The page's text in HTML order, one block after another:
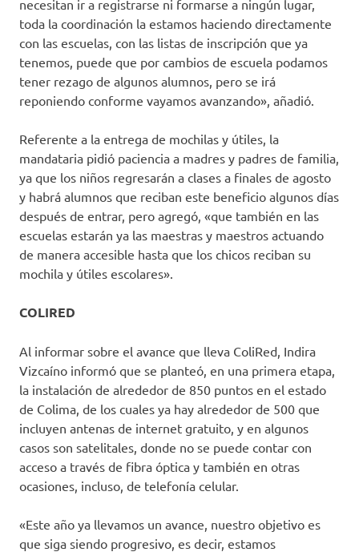
necesitan ir a registrarse ni formarse a ningún lugar,
toda la coordinación la estamos haciendo directamente
con las escuelas, con las listas de inscripción que ya
tenemos, puede que por cambios de escuela podamos
tener rezago de algunos alumnos, pero se irá
reponiendo conforme vayamos avanzando», añadió.
Referente a la entrega de mochilas y útiles, la
mandataria pidió paciencia a madres y padres de familia,
ya que los niños regresarán a clases a finales de agosto
y habrá alumnos que reciban este beneficio algunos días
después de entrar, pero agregó, «que también en las
escuelas estarán ya las maestras y maestros actuando
de manera accesible hasta que los chicos reciban su
mochila y útiles escolares».
COLIRED
Al informar sobre el avance que lleva ColiRed, Indira
Vizcaíno informó que se planteó, en una primera etapa,
la instalación de alrededor de 850 puntos en el estado
de Colima, de los cuales ya hay alrededor de 500 que
incluyen antenas de internet gratuito, y en algunos
casos son satelitales, donde no se puede contar con
acceso a través de fibra óptica y también en otras
ocasiones, incluso, de telefonía celular.
«Este año ya llevamos un avance, nuestro objetivo es
que siga siendo progresivo, es decir, estamos